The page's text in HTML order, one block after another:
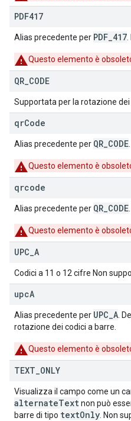
PDF417
Alias precedente per PDF_417
Questo elemento è
QR CODE
Supportata per la rotazione dei
qrCode
Alias precedente per QR_CODE
Questo elemento è
qrcode
Alias precedente per QR_CODE
Questo elemento è
UPC A
Codici a 11 o 12 cifre Non
upcA
Alias precedente per UPC_A .
rotazione dei codici a barre.
Questo elemento è
TEXT ONLY
Visualizza il campo come un
alternateTextnon può
barre di tipo textOnly . Non